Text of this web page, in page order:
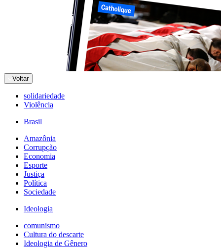
Voltar
solidariedade
Violência
Brasil
Amazônia
Corrupção
Economia
Esporte
Justiça
Política
Sociedade
Ideologia
comunismo
Cultura do descarte
Ideologia de Gênero